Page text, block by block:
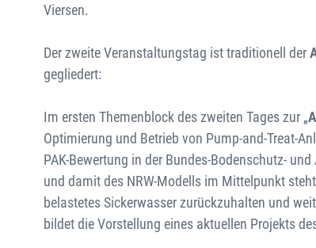
Viersen.
Der zweite Veranstaltungstag ist traditionell der
gegliedert:
Im ersten Themenblock des zweiten Tages zur „
Optimierung und Betrieb von Pump-and-Treat-
PAK-Bewertung in der Bundes-Bodenschutz-
und damit des NRW-Modells im Mittelpunkt
belastetes Sickerwasser zurückzuhalten und
bildet die Vorstellung eines aktuellen Projekts